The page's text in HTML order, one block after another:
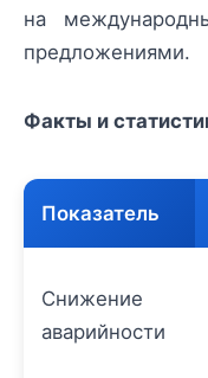
на
предложениями.
Факты и
Показатель
Снижение
аварийности